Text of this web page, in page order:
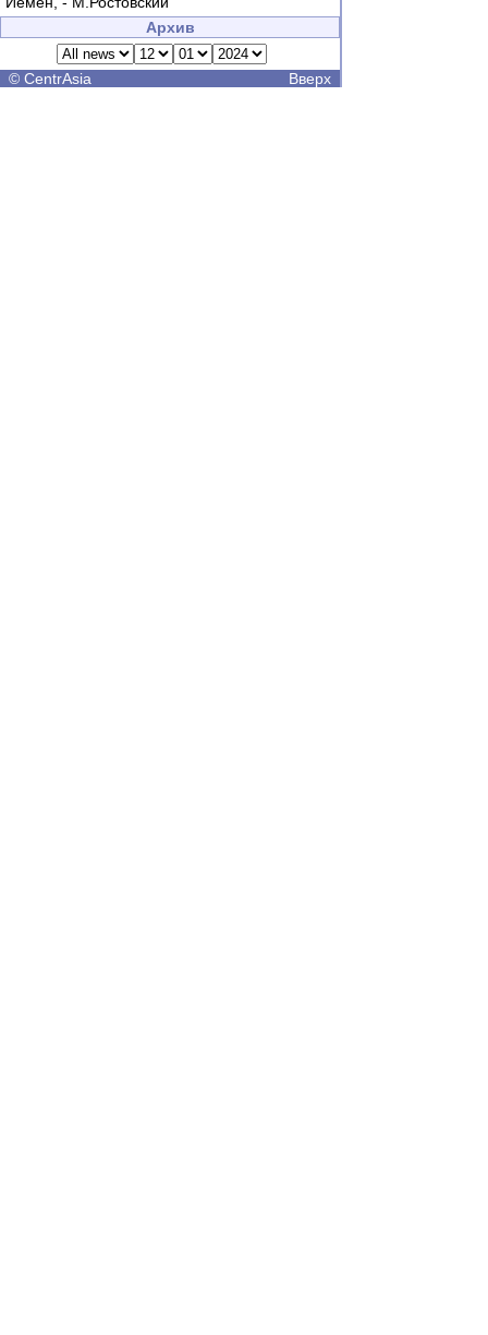
Архив
© CentrAsia Вверх